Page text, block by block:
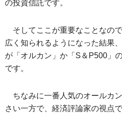
の投資信託です。
そしてここが重要なことなの
広く知られるようになった結果
が「オルカン」か「S＆P500」
です。
ちなみに一番人気のオールカ
さい一方で、経済評論家の視点